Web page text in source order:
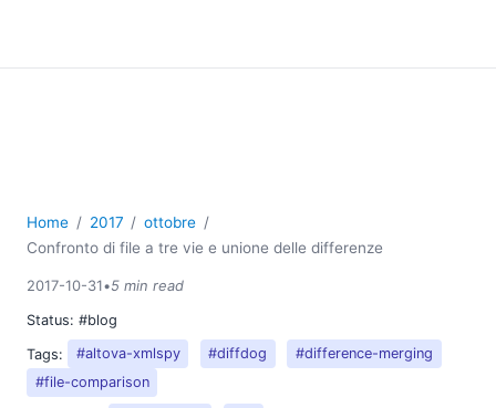
Home 2017
ottobre
Confronto di file a tre vie e unione delle differenze
2017-10-31•5 min read
Status: #blog
Tags:
#altova-xmlspy #diffdog
#difference-merging
#file-comparison